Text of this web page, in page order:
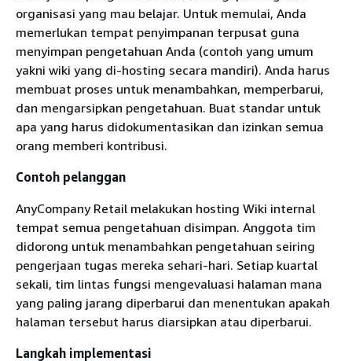
organisasi yang mau belajar. Untuk memulai, Anda
memerlukan tempat penyimpanan terpusat guna
menyimpan pengetahuan Anda (contoh yang umum
yakni wiki yang di-hosting secara mandiri). Anda harus
membuat proses untuk menambahkan, memperbarui,
dan mengarsipkan pengetahuan. Buat standar untuk
apa yang harus didokumentasikan dan izinkan semua
orang memberi kontribusi.
Contoh pelanggan
AnyCompany Retail melakukan hosting Wiki internal
tempat semua pengetahuan disimpan. Anggota tim
didorong untuk menambahkan pengetahuan seiring
pengerjaan tugas mereka sehari-hari. Setiap kuartal
sekali, tim lintas fungsi mengevaluasi halaman mana
yang paling jarang diperbarui dan menentukan apakah
halaman tersebut harus diarsipkan atau diperbarui.
Langkah implementasi